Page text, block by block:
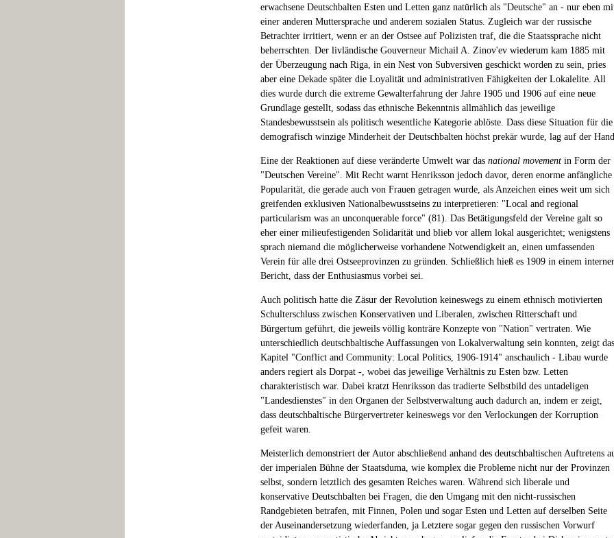
erwachsene Deutschbalten Esten und Letten ganz natürlich als "Deutsche" an - nur eben
einer anderen Muttersprache und anderem sozialen Status. Zugleich war der russische
Betrachter irritiert, wenn er an der Ostsee auf Polizisten traf, die die Staatssprache nicht
beherrschten. Der livländische Gouverneur Michail A. Zinov'ev wiederum kam 1885 mit
der Überzeugung nach Riga, in ein Nest von Subversiven geschickt worden zu sein, pries
aber eine Dekade später die Loyalität und administrativen Fähigkeiten der Lokalelite. All
dies wurde durch die extreme Gewalterfahrung der Jahre 1905 und 1906 auf eine neue
Grundlage gestellt, sodass das ethnische Bekenntnis allmählich das jeweilige
Standesbewusstsein als politisch wesentliche Kategorie ablöste. Dass diese Situation für die
demografisch winzige Minderheit der Deutschbalten höchst prekär wurde, lag auf der
Eine der Reaktionen auf diese veränderte Umwelt war das national movement in Form der
"Deutschen Vereine". Mit Recht warnt Henriksson jedoch davor, deren enorme anfängliche
Popularität, die gerade auch von Frauen getragen wurde, als Anzeichen eines weit um sich
greifenden exklusiven Nationalbewusstseins zu interpretieren: "Local and regional
particularism was an unconquerable force" (81). Das Betätigungsfeld der Vereine galt so
eher einer milieufestigenden Solidarität und blieb vor allem lokal ausgerichtet; wenigstens
sprach niemand die möglicherweise vorhandene Notwendigkeit an, einen umfassenden
Verein für alle drei Ostseeprovinzen zu gründen. Schließlich hieß es 1909 in einem
Bericht, dass der Enthusiasmus vorbei sei.
Auch politisch hatte die Zäsur der Revolution keineswegs zu einem ethnisch motivierten
Schulterschluss zwischen Konservativen und Liberalen, zwischen Ritterschaft und
Bürgertum geführt, die jeweils völlig konträre Konzepte von "Nation" vertraten. Wie
unterschiedlich deutschbaltische Auffassungen von Lokalverwaltung sein konnten, zeigt das
Kapitel "Conflict and Community: Local Politics, 1906-1914" anschaulich - Libau wurde
anders regiert als Dorpat -, wobei das jeweilige Verhältnis zu Esten bzw. Letten
charakteristisch war. Dabei kratzt Henriksson das tradierte Selbstbild des untadeligen
"Landesdienstes" in den Organen der Selbstverwaltung auch dadurch an, indem er zeigt,
dass deutschbaltische Bürgervertreter keineswegs vor den Verlockungen der Korruption
gefeit waren.
Meisterlich demonstriert der Autor abschließend anhand des deutschbaltischen Auftretens
der imperialen Bühne der Staatsduma, wie komplex die Probleme nicht nur der Provinzen
selbst, sondern letztlich des gesamten Reiches waren. Während sich liberale und
konservative Deutschbalten bei Fragen, die den Umgang mit den nicht-russischen
Randgebieten betrafen, mit Finnen, Polen und sogar Esten und Letten auf derselben Seite
der Auseinandersetzung wiederfanden, ja Letztere sogar gegen den russischen Vorwurf